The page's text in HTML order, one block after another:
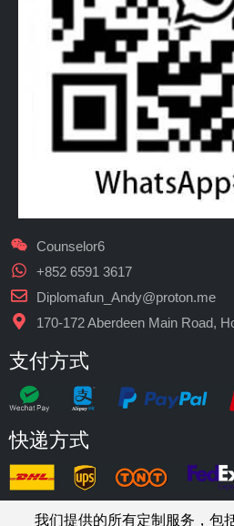
Counselor6
+852 6591 3617
Diplomafun_Andy@proton.me
170-172 Aberdeen Main Road,
支付方式
快递方式
我们提供的所有定制服务，包